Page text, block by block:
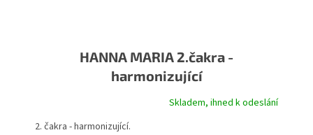
HANNA MARIA 2.čakra -
harmonizující
Skladem, ihned k odeslání
2. čakra - harmonizující.